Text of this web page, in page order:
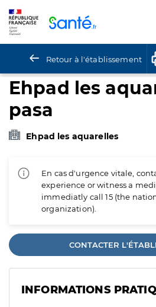
Retour à l'établissement
Ehpad les
pasa
Ehpad les aquarelles
En cas d'urgence vitale,
experience or witness a
immediatly call 15 (the
organization).
CONTACTER
INFORMATIONS